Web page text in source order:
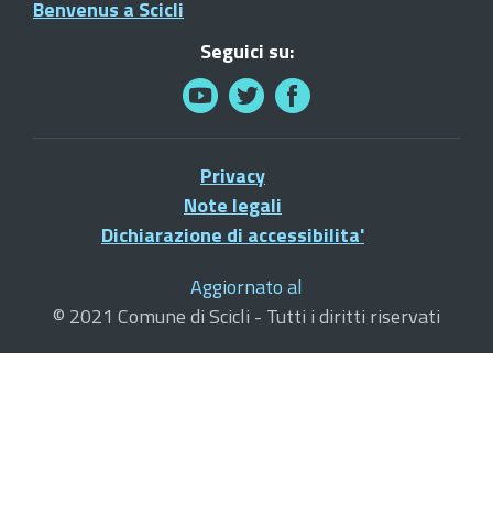
Benvenus a Scicli
Seguici su:
Privacy
Note legali
Dichiarazione di accessibilita'
Aggiornato al
© 2021 Comune di Scicli - Tutti i diritti riservati